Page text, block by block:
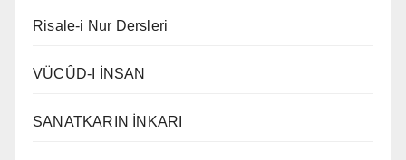
Risale-i Nur Dersleri
VÜCÛD-I İNSAN
SANATKARIN İNKARI